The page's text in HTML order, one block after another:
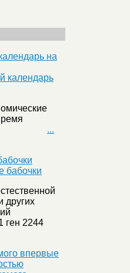
на
...
других
ген 2244
впервые